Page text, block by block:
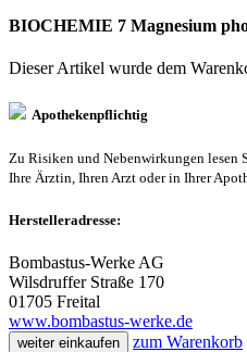
BIOCHEMIE 7 Magnesium
Dieser Artikel wurde dem
Apothekenpflichtig
Zu Risiken und Nebenwirkungen lesen
Ihre Ärztin, Ihren Arzt oder in Ihrer
Herstelleradresse:
Bombastus-Werke AG
Wilsdruffer Straße 170
01705 Freital
www.bombastus-werke.de
weiter einkaufen zum Warenkorb